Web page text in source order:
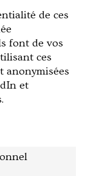
de ces
font de vos
ces
anonymisées
et